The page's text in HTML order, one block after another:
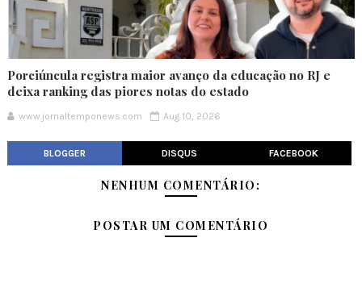
Porciúncula registra maior avanço da educação no RJ e
deixa ranking das piores notas do estado
www.jornaltemponews.com Aug 10, 2026
BLOGGER DISQUS FACEBOOK
NENHUM COMENTÁRIO:
POSTAR UM COMENTÁRIO